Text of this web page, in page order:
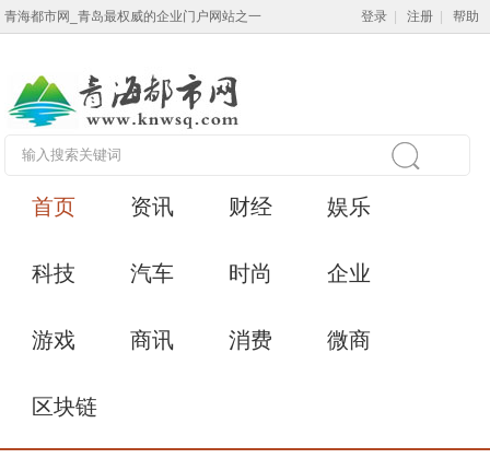
青海都市网_青岛最权威的企业门户网站之一 登录 注册 帮助
首页 资讯 财经 娱乐
科技 汽车 时尚 企业
游戏 商讯 消费 微商
区块链